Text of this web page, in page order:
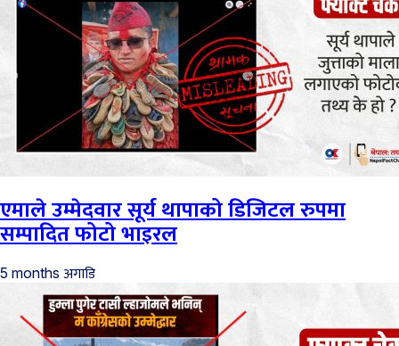
एमाले उम्मेदवार सूर्य थापाको डिजिटल रुपमा
सम्पादित फोटो भाइरल
5 months अगाडि